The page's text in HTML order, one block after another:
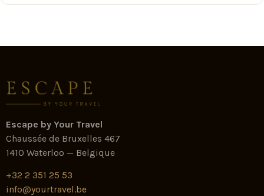
Escape by Your Travel
Chaussée de Bruxelles 467
1410 Waterloo — Belgique
+32 2 351 25 53
info@yourtravel.be